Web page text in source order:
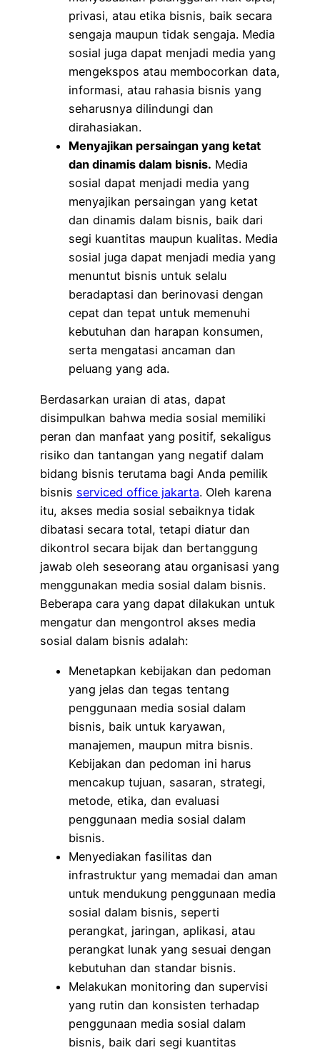
privasi, atau etika bisnis, baik secara
sengaja maupun tidak sengaja. Media
sosial juga dapat menjadi media yang
mengekspos atau membocorkan data,
informasi, atau rahasia bisnis yang
seharusnya dilindungi dan
dirahasiakan.
Menyajikan persaingan yang ketat
dan dinamis dalam bisnis. Media
sosial dapat menjadi media yang
menyajikan persaingan yang ketat
dan dinamis dalam bisnis, baik dari
segi kuantitas maupun kualitas. Media
sosial juga dapat menjadi media yang
menuntut bisnis untuk selalu
beradaptasi dan berinovasi dengan
cepat dan tepat untuk memenuhi
kebutuhan dan harapan konsumen,
serta mengatasi ancaman dan
peluang yang ada.
Berdasarkan uraian di atas, dapat
disimpulkan bahwa media sosial memiliki
peran dan manfaat yang positif, sekaligus
risiko dan tantangan yang negatif dalam
bidang bisnis terutama bagi Anda pemilik
bisnis serviced office jakarta. Oleh karena
itu, akses media sosial sebaiknya tidak
dibatasi secara total, tetapi diatur dan
dikontrol secara bijak dan bertanggung
jawab oleh seseorang atau organisasi yang
menggunakan media sosial dalam bisnis.
Beberapa cara yang dapat dilakukan untuk
mengatur dan mengontrol akses media
sosial dalam bisnis adalah:
Menetapkan kebijakan dan pedoman
yang jelas dan tegas tentang
penggunaan media sosial dalam
bisnis, baik untuk karyawan,
manajemen, maupun mitra bisnis.
Kebijakan dan pedoman ini harus
mencakup tujuan, sasaran, strategi,
metode, etika, dan evaluasi
penggunaan media sosial dalam
bisnis.
Menyediakan fasilitas dan
infrastruktur yang memadai dan aman
untuk mendukung penggunaan media
sosial dalam bisnis, seperti
perangkat, jaringan, aplikasi, atau
perangkat lunak yang sesuai dengan
kebutuhan dan standar bisnis.
Melakukan monitoring dan supervisi
yang rutin dan konsisten terhadap
penggunaan media sosial dalam
bisnis, baik dari segi kuantitas